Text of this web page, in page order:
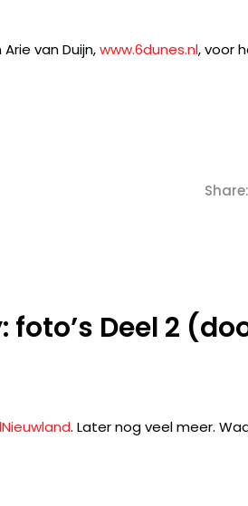
van Duijn,www.6dunes.nl, voor
Share:
Deel 2
. Later nog veel meer.